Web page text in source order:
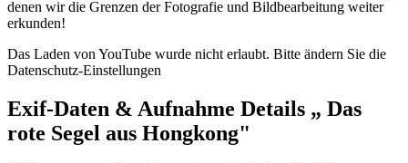
denen wir die Grenzen der Fotografie und Bildbearbeitung weiter
erkunden!
Das Laden von YouTube wurde nicht erlaubt. Bitte ändern Sie die
Datenschutz-Einstellungen
Exif-Daten & Aufnahme Details „ Das
rote Segel aus Hongkong"